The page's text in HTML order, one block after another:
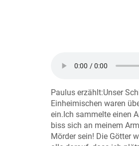
Paulus erzählt:Unser
Einheimischen waren
ein.Ich sammelte einen
biss sich an meinem
Mörder sein! Die Götter